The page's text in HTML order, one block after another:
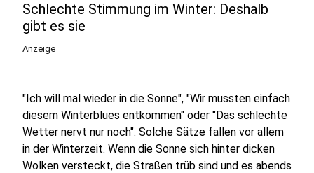
Schlechte Stimmung im Winter: Deshalb
gibt es sie
Anzeige
"Ich will mal wieder in die Sonne", "Wir mussten einfach
diesem Winterblues entkommen" oder "Das schlechte
Wetter nervt nur noch". Solche Sätze fallen vor allem
in der Winterzeit. Wenn die Sonne sich hinter dicken
Wolken versteckt, die Straßen trüb sind und es abends